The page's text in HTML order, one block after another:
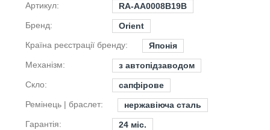
Артикул:
RA-AA0008B19B
Бренд:
Orient
Країна реєстрації бренду:
Японія
Механізм:
з автопідзаводом
Скло:
сапфірове
Ремінець | браслет:
нержавіюча сталь
Гарантія:
24 міс.